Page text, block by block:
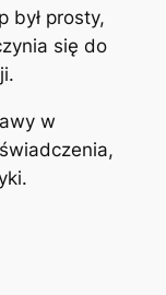
był prosty,
się do
w